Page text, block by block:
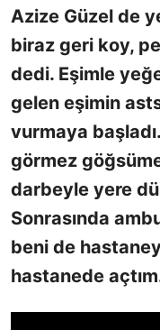
Azize Güzel de
biraz geri koy,
dedi. Eşimle
gelen eşimin
vurmaya
görmez
darbeyle yere
Sonrasında
beni de
hastanede